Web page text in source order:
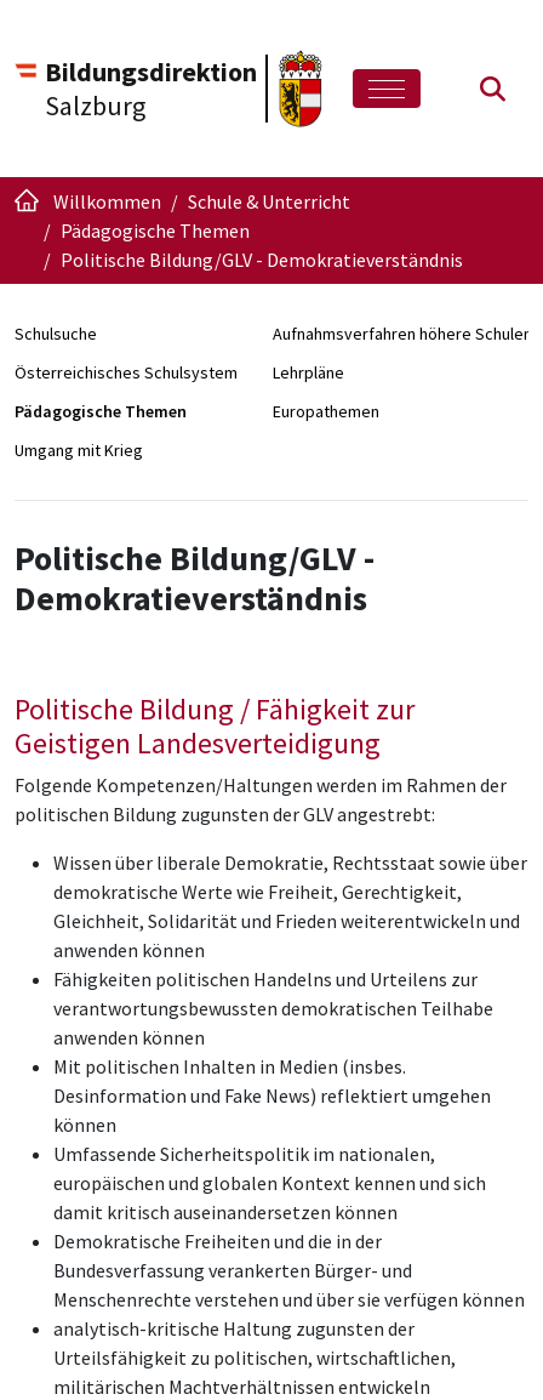
Bildungsdirektion
Salzburg
Willkommen
Schule & Unterricht
Pädagogische Themen
Politische Bildung/GLV - Demokratieverständnis
Schulsuche
Aufnahmsverfahren höhere Schulen
Österreichisches Schulsystem
Lehrpläne
Pädagogische Themen
Europathemen
Umgang mit Krieg
Politische Bildung/GLV -
Demokratieverständnis
Politische Bildung / Fähigkeit zur
Geistigen Landesverteidigung
Folgende Kompetenzen/Haltungen werden im Rahmen der
politischen Bildung zugunsten der GLV angestrebt:
Wissen über liberale Demokratie, Rechtsstaat sowie über
demokratische Werte wie Freiheit, Gerechtigkeit,
Gleichheit, Solidarität und Frieden weiterentwickeln und
anwenden können
Fähigkeiten politischen Handelns und Urteilens zur
verantwortungsbewussten demokratischen Teilhabe
anwenden können
Mit politischen Inhalten in Medien (insbes.
Desinformation und Fake News) reflektiert umgehen
können
Umfassende Sicherheitspolitik im nationalen,
europäischen und globalen Kontext kennen und sich
damit kritisch auseinandersetzen können
Demokratische Freiheiten und die in der
Bundesverfassung verankerten Bürger- und
Menschenrechte verstehen und über sie verfügen können
analytisch-kritische Haltung zugunsten der
Urteilsfähigkeit zu politischen, wirtschaftlichen,
militärischen Machtverhältnissen entwickeln